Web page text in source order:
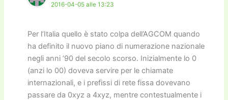
2016-04-05 alle 13:23
Per l’Italia quello è stato colpa dell’AGCOM quando
ha definito il nuovo piano di numerazione nazionale
negli anni ’90 del secolo scorso. Inizialmente lo 0
(anzi lo 00) doveva servire per le chiamate
internazionali, e i prefissi di rete fissa dovevano
passare da 0xyz a 4xyz, mentre contestualmente i